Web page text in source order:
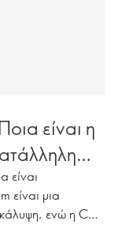
είναι η
είναι
είναι μια
κάλυψη, ενώ η CC